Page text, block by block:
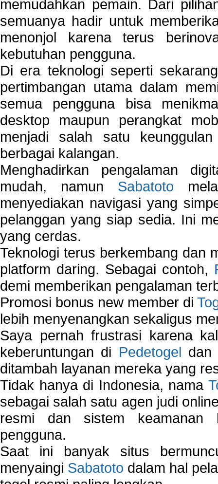
memudahkan pemain. Dari
semuanya hadir untuk
menonjol karena terus
kebutuhan pengguna.
Di era teknologi seperti
pertimbangan utama dalam
semua pengguna bisa
desktop maupun perangkat
menjadi salah satu
berbagai kalangan.
Menghadirkan pengalaman
mudah, namun Sabatoto
menyediakan navigasi yang
pelanggan yang siap sedia. Ini
yang cerdas.
Teknologi terus berkembang dan
platform daring. Sebagai contoh,
demi memberikan pengalaman
Promosi bonus new member di
lebih menyenangkan sekaligus
Saya pernah frustrasi karena
keberuntungan di Pedetogel dan
ditambah layanan mereka yang
Tidak hanya di Indonesia, nama
sebagai salah satu agen judi
resmi dan sistem keamanan
pengguna.
Saat ini banyak situs
menyaingi Sabatoto dalam hal